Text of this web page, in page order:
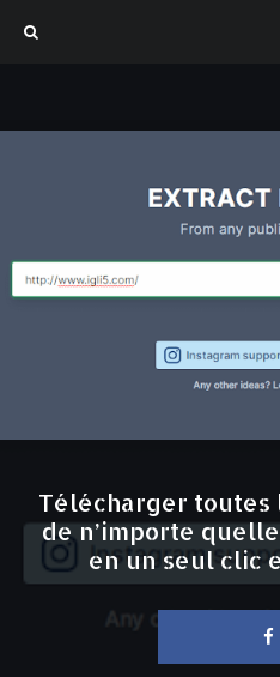
Télécharger toutes
de n’importe
en un seul clic